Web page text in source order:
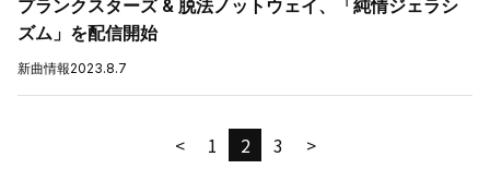
プランクスターズ & 脱法ノットウェイ、「純情ジェラシ
ズム」を配信開始
新曲情報2023.8.7
< 1 2 3 >